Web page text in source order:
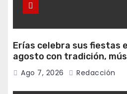
Erías celebra sus fiestas
agosto con tradición,
vecinal
Ago 7, 2026 Redacción